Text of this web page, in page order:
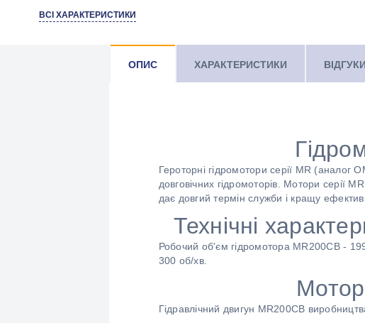
Максимальний крутний момент, Н * м : 385
Тип валу : Циліндричний під шпонку
ВСІ ХАРАКТЕРИСТИКИ
ОПИС ХАРАКТЕРИСТИКИ ВІДГУКИ
Героторні гідромотори серії МR (аналог
довговічних гідромоторів. Мотори серії
дає довгий термін служби і кращу
Технічні
Робочий об'єм гідромотора MR200СВ -
300 об/хв.
Гідравлічний двигун MR200CB